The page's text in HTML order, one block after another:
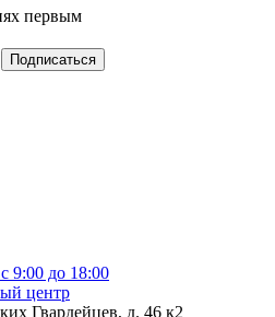
первым
9:00 до 18:00
центр
Гвардейцев, д. 46 к2